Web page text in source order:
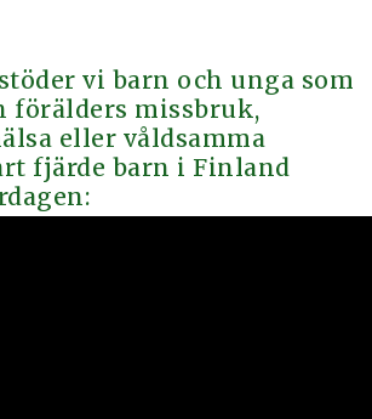
vi barn och unga som
förälders missbruk,
eller våldsamma
fjärde barn i Finland